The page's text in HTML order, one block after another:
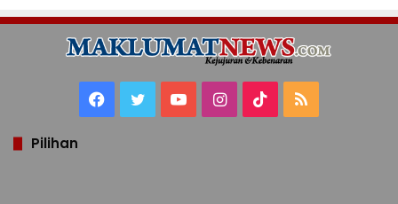
Facebook
TwitterYouTubeInstagram
TikTokRSS
Pilihan